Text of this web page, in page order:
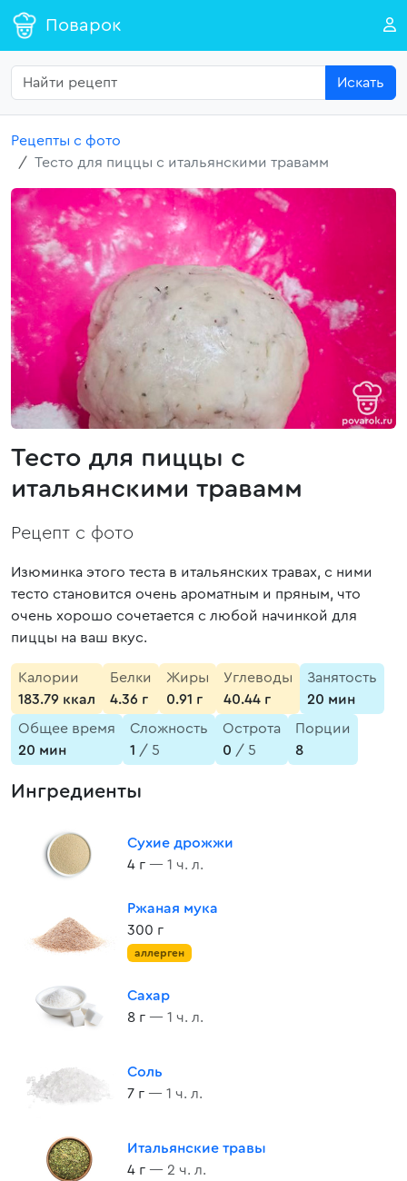
Поварок
Искать
Рецепты с фото
Тесто для пиццы с итальянскими травамм
Тесто для пиццы с
итальянскими травамм
Рецепт с фото
Изюминка этого теста в итальянских травах, с ними
тесто становится очень ароматным и пряным, что
очень хорошо сочетается с любой начинкой для
пиццы на ваш вкус.
Калории
183.79 ккал
Белки
4.36 г
Жиры
0.91 г
Углеводы
40.44 г
Занятость
20 мин
Общее время
20 мин
Сложность
1 / 5
Острота
0 / 5
Порции
8
Ингредиенты
Сухие дрожжи
4 г — 1 ч. л.
Ржаная мука
300 г
аллерген
Сахар
8 г — 1 ч. л.
Соль
7 г — 1 ч. л.
Итальянские травы
4 г — 2 ч. л.